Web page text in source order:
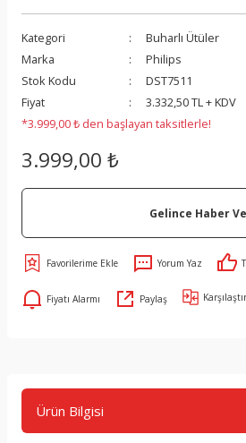
Kategori
Buharlı Ütüler
Marka
Philips
Stok Kodu
DST7511
Fiyat
3.332,50 TL + KDV
*3.999,00 ₺ den başlayan taksitlerle!
3.999,00 ₺
Gelince Haber
Yorum Yaz
Fiyatı Alarmı Paylaş Karşılaştır
Ürün Bilgisi